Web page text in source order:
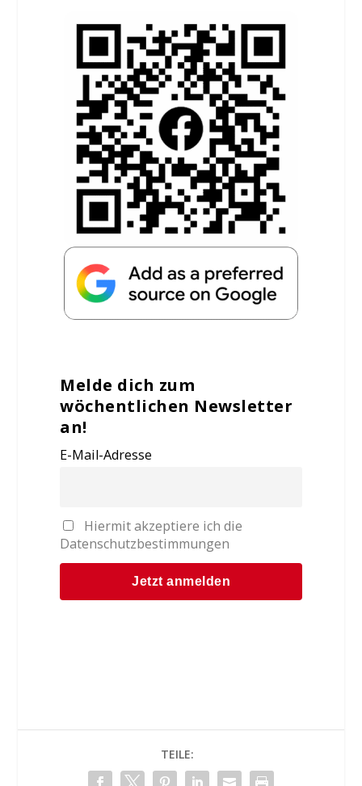
Melde dich zum
wöchentlichen Newsletter
an!
E-Mail-Adresse
Hiermit akzeptiere ich die
Datenschutzbestimmungen
TEILE: